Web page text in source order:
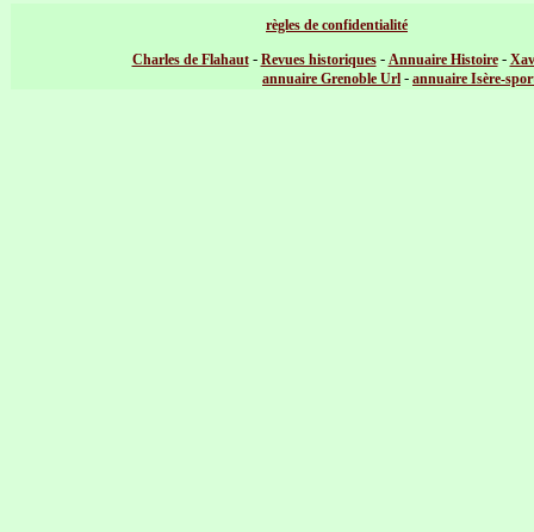
règles de confidentialité
Charles de Flahaut- Revues historiques- Annuaire Histoire-
annuaire Grenoble Url - annuaire Isère-